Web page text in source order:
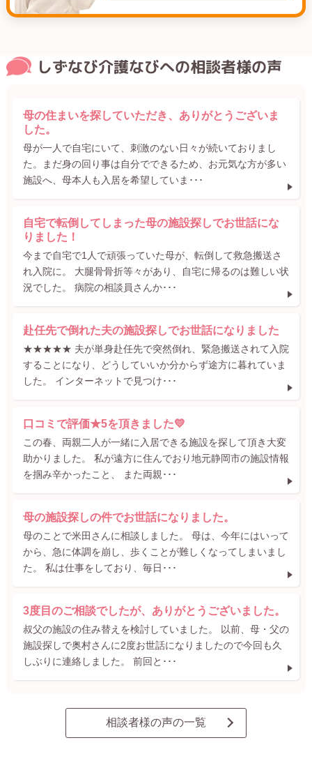
しずなび介護なびへの相談者様の声
母の住まいを探していただき、ありがとうございま
した。
母が一人で自宅にいて、刺激のない日々が続いておりまし
た。まだ身の回り事は自分でできるため、お元気な方が多い
施設へ、母本人も入居を希望していま･･･
自宅で転倒してしまった母の施設探しでお世話にな
りました！
今まで自宅で1人で頑張っていた母が、転倒して救急搬送さ
れ入院に。 大腿骨骨折等々があり、自宅に帰るのは難しい状
況でした。 病院の相談員さんか･･･
赴任先で倒れた夫の施設探しでお世話になりました
★★★★★ 夫が単身赴任先で突然倒れ、緊急搬送されて入院
することになり、どうしていいか分からず途方に暮れていま
した。 インターネットで見つけ･･･
口コミで評価★5を頂きました💛
この春、両親二人が一緒に入居できる施設を探して頂き大変
助かりました。 私が遠方に住んでおり地元静岡市の施設情報
を掴み辛かったこと、 また両親･･･
母の施設探しの件でお世話になりました。
母のことで米田さんに相談しました。 母は、今年にはいって
から、急に体調を崩し、歩くことが難しくなってしまいまし
た。 私は仕事をしており、毎日･･･
3度目のご相談でしたが、ありがとうございました。
叔父の施設の住み替えを検討していました。 以前、母・父の
施設探しで奥村さんに2度お世話になりましたので今回も久
しぶりに連絡しました。 前回と･･･
相談者様の声の一覧